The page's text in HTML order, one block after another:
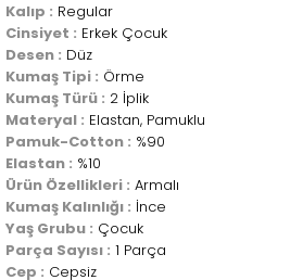
Kalıp : Regular
Cinsiyet : Erkek Çocuk
Desen : Düz
Kumaş Tipi : Örme
Kumaş Türü : 2 İplik
Materyal : Elastan, Pamuklu
Pamuk-Cotton : %90
Elastan : %10
Ürün Özellikleri : Armalı
Kumaş Kalınlığı : İnce
Yaş Grubu : Çocuk
Parça Sayısı : 1 Parça
Cep : Cepsiz